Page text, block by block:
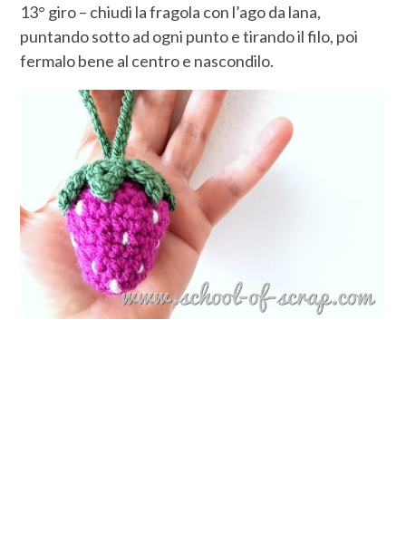
13° giro – chiudi la fragola con l’ago da lana,
puntando sotto ad ogni punto e tirando il filo, poi
fermalo bene al centro e nascondilo.